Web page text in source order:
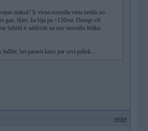
maksā? Ir viena normāla vieta netālu no
gan, šķiet, ka bija pa ~120eur. Draugi vēl
šobrīd ir adekvāti un nav normālu lētāku
bet parasti katrs par sevi paliek...
#4084